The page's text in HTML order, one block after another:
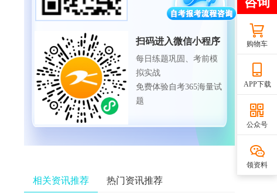
扫码进入微信小程序
每日练题巩固、考前模
拟实战
免费体验自考365海量试
题
相关资讯推荐 热门资讯推荐
购物车
APP下载
公众号
领资料